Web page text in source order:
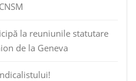
la reuniunile statutare
de la Geneva